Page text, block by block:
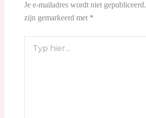
Je e-mailadres wordt niet gepubliceerd.
zijn gemarkeerd met *
hier...